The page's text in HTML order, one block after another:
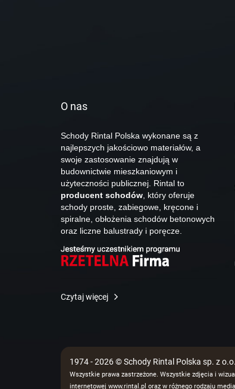
O nas
Schody Rintal Polska wykonane są z
najlepszych jakościowo materiałów, a
swoje zastosowanie znajdują w
budownictwie mieszkaniowym i
użyteczności publicznej. Rintal to
producent schodów , który oferuje
schody proste, zabiegowe, kręcone i
spiralne, obłożenia schodów betonowych
oraz liczne balustrady i poręcze.
Czytaj więcej
1974 - 2026 © Schody Rintal Polska sp. z o.o.
Wszystkie prawa zastrzeżone. Wszystkie zdjęcia i
internetowej www.rintal.pl oraz w różnego rodzaju